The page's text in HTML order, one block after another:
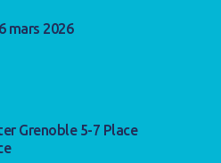
mars 2026
Grenoble 5-7 Place